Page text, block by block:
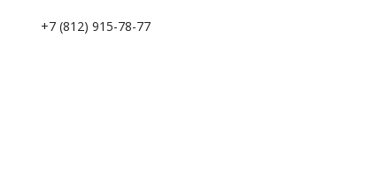
+7 (812) 915-78-77